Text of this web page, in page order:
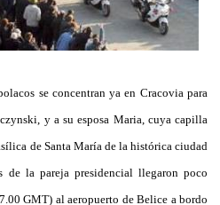
se concentran ya en Cracovia para
y a su esposa Maria, cuya capilla
de Santa María de la histórica ciudad
la pareja presidencial llegaron poco
GMT) al aeropuerto de Belice a bordo